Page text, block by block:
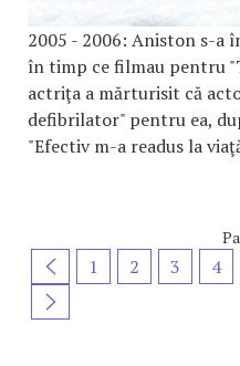
2005 - 2006: Aniston s-a
în timp ce filmau pentru
actriţa a mărturisit că
defibrilator" pentru ea,
"Efectiv m-a readus la
1 2 3 4